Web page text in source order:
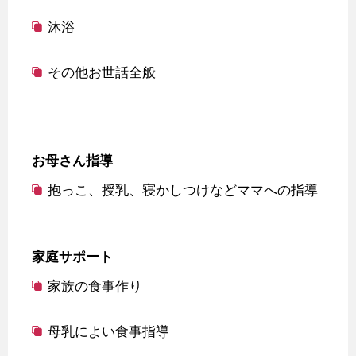
沐浴
その他お世話全般
お母さん指導
抱っこ、授乳、寝かしつけなどママへの指導
家庭サポート
家族の食事作り
母乳によい食事指導